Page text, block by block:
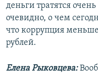
деньги тратятся
очевидно, о чем
что коррупция
рублей.
Елена Рыковцева: